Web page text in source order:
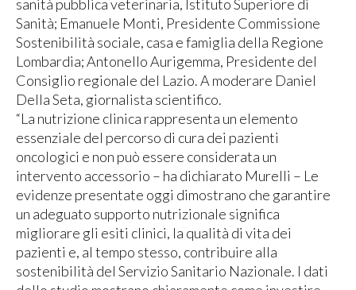
sanità pubblica veterinaria, Istituto Superiore di
Sanità; Emanuele Monti, Presidente Commissione
Sostenibilità sociale, casa e famiglia della Regione
Lombardia; Antonello Aurigemma, Presidente del
Consiglio regionale del Lazio. A moderare Daniel
Della Seta, giornalista scientifico.
“La nutrizione clinica rappresenta un elemento
essenziale del percorso di cura dei pazienti
oncologici e non può essere considerata un
intervento accessorio – ha dichiarato Murelli – Le
evidenze presentate oggi dimostrano che garantire
un adeguato supporto nutrizionale significa
migliorare gli esiti clinici, la qualità di vita dei
pazienti e, al tempo stesso, contribuire alla
sostenibilità del Servizio Sanitario Nazionale. I dati